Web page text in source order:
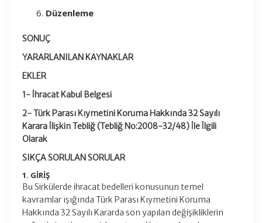
Düzenleme
SONUÇ
YARARLANILAN KAYNAKLAR
EKLER
1- İhracat Kabul Belgesi
2- Türk Parası Kıymetini Koruma Hakkında 32 Sayılı
Karara İlişkinTebliğ (Tebliğ No:2008-32/48) İle İlgili
Olarak
SIKÇA SORULAN SORULAR
1. GİRİŞ
Bu Sirkülerde ihracat bedelleri konusunun temel
kavramlar ışığında Türk Parası Kıymetini Koruma
Hakkında 32 Sayılı Kararda son yapılan değişikliklerin